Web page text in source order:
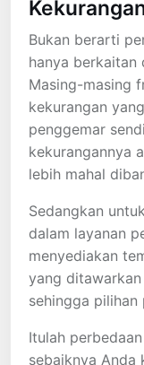
Bukan berarti
hanya berkaitan
Masing-masing
kekurangan
penggemar
kekurangannya
lebih mahal
Sedangkan
dalam layanan
menyediakan
yang
sehingga
Itulah
sebaiknya Anda